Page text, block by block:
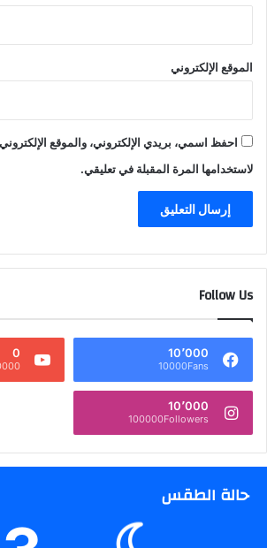
الموقع الإلكتروني
احفظ اسمي، بريدي الإلكتروني، والموقع
لاستخدامها المرة المقبلة في تعليقي.
Follow Us
10٬000
10000Fans
0
10٬000
100000Followers
حالة الطقس